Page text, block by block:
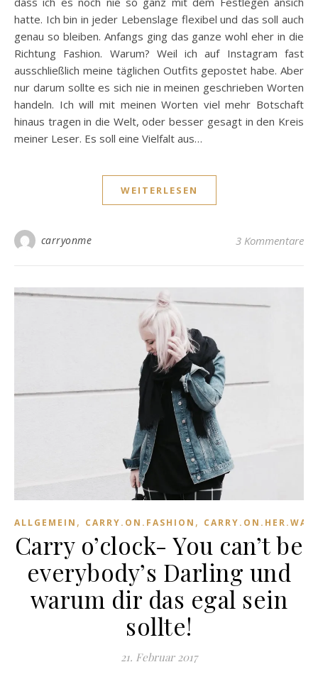
hatte. Ich bin in jeder Lebenslage flexibel und das soll auch
genau so bleiben. Anfangs ging das ganze wohl eher in die
Richtung Fashion. Warum? Weil ich auf Instagram fast
ausschließlich meine täglichen Outfits gepostet habe. Aber
nur darum sollte es sich nie in meinen geschrieben Worten
handeln. Ich will mit meinen Worten viel mehr Botschaft
hinaus tragen in die Welt, oder besser gesagt in den Kreis
meiner Leser. Es soll eine Vielfalt aus…
WEITERLESEN
carryonme 3 Kommentare
ALLGEMEIN , CARRY.ON.FASHION ,
Carry o’clock- You can’t be
everybody’s Darling und
warum dir das egal sein
sollte!
21. Februar 2017